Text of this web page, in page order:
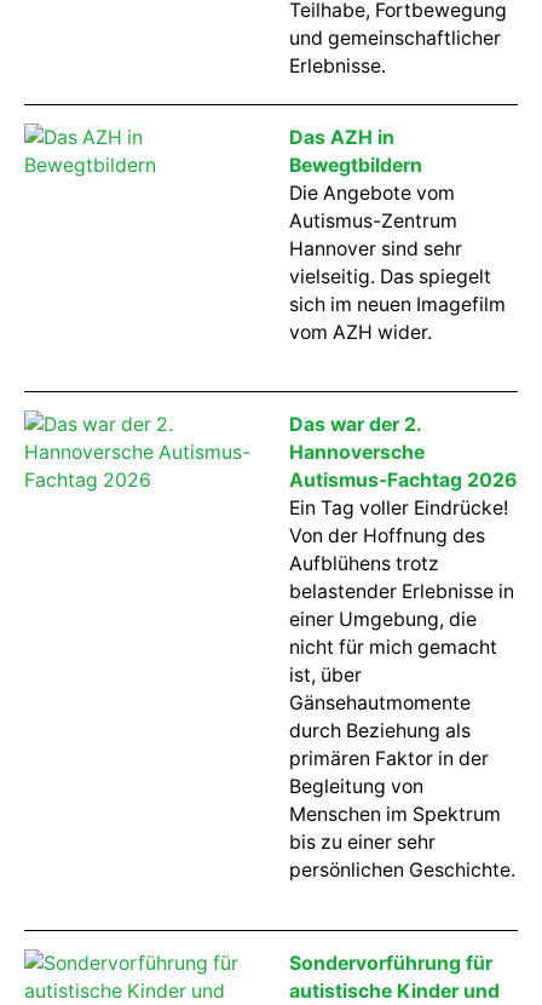
Teilhabe, Fortbewegung
und gemeinschaftlicher
Erlebnisse.
Das AZH in
Bewegtbildern
Die Angebote vom
Autismus-Zentrum
Hannover sind sehr
vielseitig. Das spiegelt
sich im neuen Imagefilm
vom AZH wider.
Das war der 2.
Hannoversche
Autismus-Fachtag 2026
Ein Tag voller Eindrücke!
Von der Hoffnung des
Aufblühens trotz
belastender Erlebnisse in
einer Umgebung, die
nicht für mich gemacht
ist, über
Gänsehautmomente
durch Beziehung als
primären Faktor in der
Begleitung von
Menschen im Spektrum
bis zu einer sehr
persönlichen Geschichte.
Sondervorführung für
autistische Kinder und